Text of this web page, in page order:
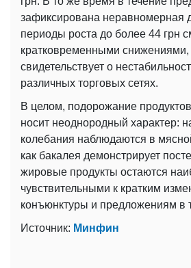
зафиксирована неравномерная
периоды роста до более 44 грн
кратковременными снижениями,
свидетельствует о
различных торговых сетях.
В целом, подорожание
носит неоднородный характер:
колебания наблюдаются в
как бакалея демонстрирует
жировые продукты остаются
чувствительными к кратким
конъюнктуры и предложениям в
Источник: Минфин